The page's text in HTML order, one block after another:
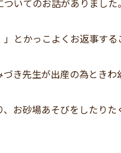
とかっこよくお返事する
き先生が出産の為ときわ
、お砂場あそびをしたり